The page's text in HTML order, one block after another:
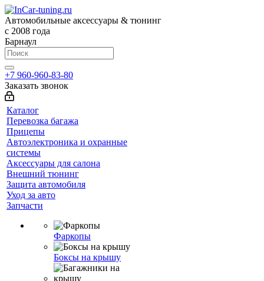
Автомобильные аксессуары & тюнинг
с 2008 года
Барнаул
+7 960-960-83-80
Заказать звонок
Каталог
Перевозка багажа
Прицепы
Автоэлектроника и охранные
системы
Аксессуары для салона
Внешний тюнинг
Защита автомобиля
Уход за авто
Запчасти
Фаркопы
Боксы на крышу